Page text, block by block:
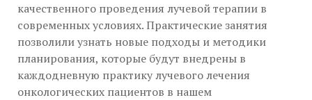
качественного проведения лучевой терапии в
современных условиях. Практические занятия
позволили узнать новые подходы и методики
планирования, которые будут внедрены в
каждодневную практику лучевого лечения
онкологических пациентов в нашем